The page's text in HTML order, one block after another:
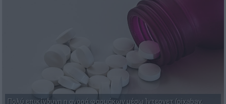
Πολύ επικίνδυνη η αγορά φαρμάκων μέσω Ίντερνετ (pixabay,